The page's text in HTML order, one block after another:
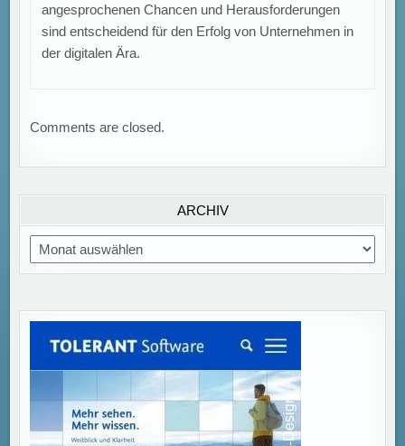
angesprochenen Chancen und Herausforderungen
sind entscheidend für den Erfolg von Unternehmen in
der digitalen Ära.
Comments are closed.
ARCHIV
Archiv
auf 75 Prozent trotz hoher Zahl unbesetzter Plätze in